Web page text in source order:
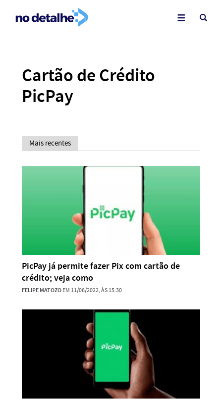
Cartão de Crédito
PicPay
Mais recentes
PicPay já permite fazer Pix com cartão de
crédito; veja como
FELIPE MATOZOEM 11/06/2022, ÀS 15:30